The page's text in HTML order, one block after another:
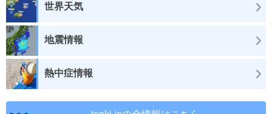
世界天気
地震情報
熱中症情報